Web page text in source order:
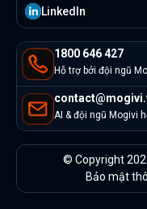
1800 646 427
Hỗ trợ bởi đội ngũ
AI & đội ngũ Mogivi
Linkedln
© Copyright
Bảo mật